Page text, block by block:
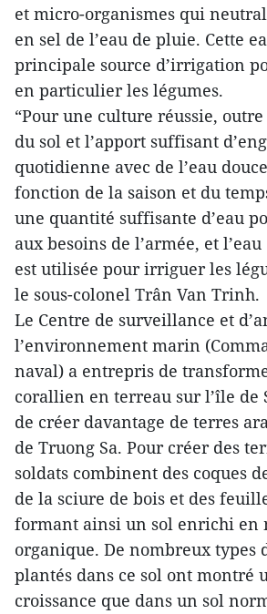
et micro-organismes qui
en sel de l’eau de pluie. Cette
principale source d’irrigation
en particulier les légumes.
“Pour une culture réussie,
du sol et l’apport suffisant
quotidienne avec de l’eau
fonction de la saison et du
une quantité suffisante d’eau
aux besoins de l’armée, et
est utilisée pour irriguer les
le sous-colonel Trân Van Trinh.
Le Centre de surveillance et
l’environnement marin
naval) a entrepris de
corallien en terreau sur l’île de
de créer davantage de terres
de Truong Sa. Pour créer des
soldats combinent des coques
de la sciure de bois et des
formant ainsi un sol enrichi en
organique. De nombreux types
plantés dans ce sol ont montré
croissance que dans un sol